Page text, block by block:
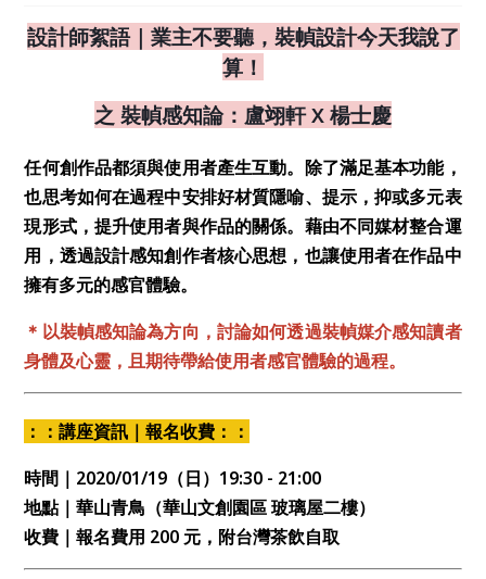
設計師絮語｜業主不要聽，裝幀設計今天我說了
算！
之 裝幀感知論：盧翊軒 X 楊士慶
任何創作品都須與使用者產生互動。除了滿足基本功能，
也思考如何在過程中安排好材質隱喻、提示，抑或多元表
現形式，提升使用者與作品的關係。藉由不同媒材整合運
用，透過設計感知創作者核心思想，也讓使用者在作品中
擁有多元的感官體驗。
＊以裝幀感知論為方向，討論如何透過裝幀媒介感知讀者
身體及心靈，且期待帶給使用者感官體驗的過程。
：：講座資訊｜報名收費：：
時間｜2020/01/19（日）19:30 - 21:00
地點｜華山青鳥（華山文創園區 玻璃屋二樓）
收費｜報名費用 200 元，附台灣茶飲自取